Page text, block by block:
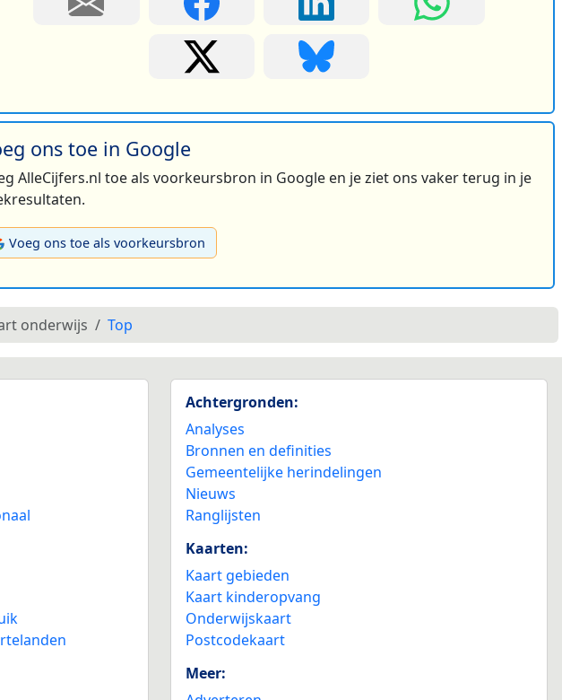
ons toe in Google
AlleCijfers.nl toe als voorkeursbron in Google en je ziet ons vaker terug in je
Voeg ons toe als voorkeursbron
onderwijs Top
Achtergronden:
Analyses
Bronnen en definities
Gemeentelijke herindelingen
Nieuws
Ranglijsten
Kaarten:
Kaart gebieden
Kaart kinderopvang
Onderwijskaart
Postcodekaart
Meer: